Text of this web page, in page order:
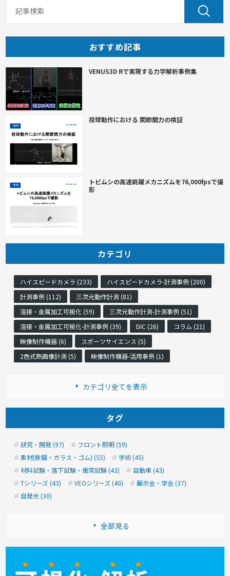
おすすめ記事
VENUS3D Rで実現する力学解析事例集
投球動作における 関節間力の検証
トビムシの高速跳躍メカニズムを76,000fpsで撮
影
カテゴリ
ハイスピードカメラ (233)
ハイスピードカメラ-計測事例 (200)
計測事例 (112)
三次元動作計測 (81)
溶接・金属加工可視化 (59)
三次元動作計測-計測事例 (51)
溶接・金属加工可視化-計測事例 (39)
DIC (26)
コラム (21)
映像制作機器 (6)
スポーツサイエンス (5)
2色式熱画像計測 (5)
映像制作機器-活用事例 (1)
カテゴリ全てを表示
タグ
研究・開発 (97)
フロント照明 (59)
素材(鉄鋼・ガラス・ゴム) (55)
学術 (45)
材料試験・落下試験・衝突試験 (43)
自動車 (43)
Tシリーズ (43)
VEOシリーズ (40)
展示会・学会 (37)
自発光 (30)
全部見る